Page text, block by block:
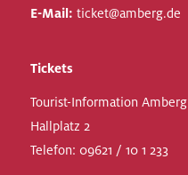
E-Mail: ticket@amberg.de
Tickets
Tourist-Information Amberg
Hallplatz 2
Telefon: 09621 / 10 1 233